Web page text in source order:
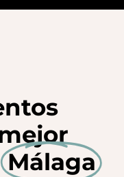
Málaga